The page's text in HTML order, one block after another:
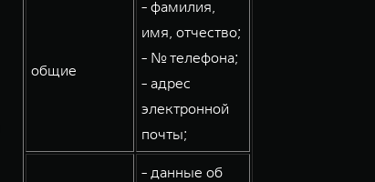
общие
- фамилия,
имя, отчество;
- № телефона;
- адрес
электронной
почты;
- данные об